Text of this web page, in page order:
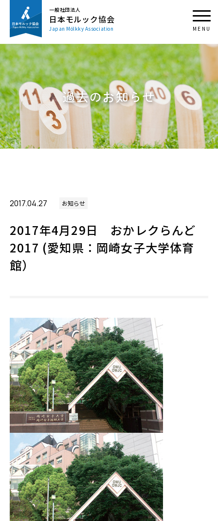
一般社団法人
日本モルック協会
Japan Mölkky Association
過去のお知らせ
2017.04.27 お知らせ
2017年4月29日 おかレクらんど
2017 (愛知県：岡崎女子大学体育
館）